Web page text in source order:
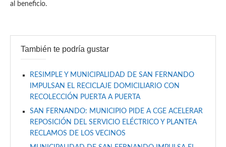
al beneficio.
También te podría gustar
RESIMPLE Y MUNICIPALIDAD DE SAN FERNANDO
IMPULSAN EL RECICLAJE DOMICILIARIO CON
RECOLECCIÓN PUERTA A PUERTA
SAN FERNANDO: MUNICIPIO PIDE A CGE ACELERAR
REPOSICIÓN DEL SERVICIO ELÉCTRICO Y PLANTEA
RECLAMOS DE LOS VECINOS